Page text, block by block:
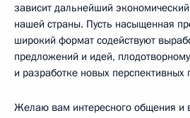
зависит дальнейший
нашей страны. Пусть насыщенная
широкий формат содействуют
предложений и идей,
и разработке новых перспективных
Желаю вам интересного общения и